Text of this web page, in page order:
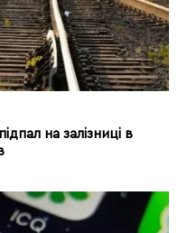
на залізниці в